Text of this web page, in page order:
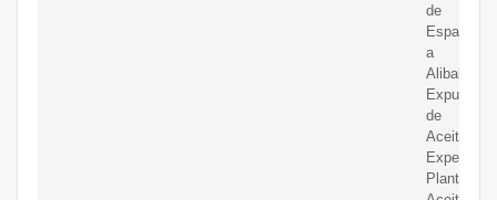
de
Espa?
a
Alibaba.
Expulsión
de
Aceite-
Expeltec
Planta